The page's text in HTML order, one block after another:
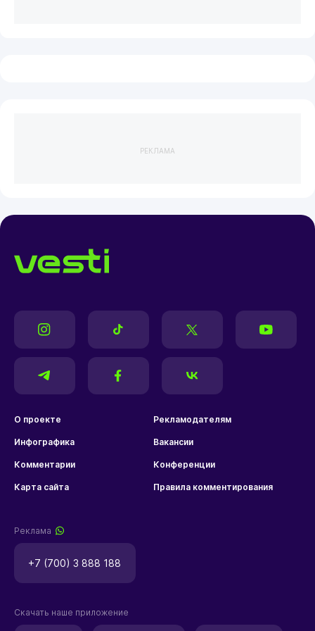
РЕКЛАМА
О проекте Рекламодателям
Инфографика Вакансии
Комментарии Конференции
Карта сайта Правила комментирования
Реклама
+7 (700) 3 888 188
Скачать наше приложение